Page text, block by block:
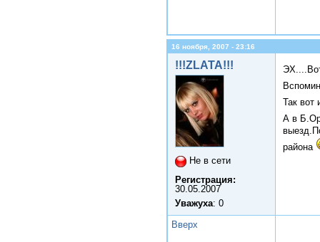
16 ноября, 2007 - 23:16
!!!ZLATA!!!
Не в сети
Регистрация:
30.05.2007
Уважуха: 0
Так вот
А в
района
Вверх